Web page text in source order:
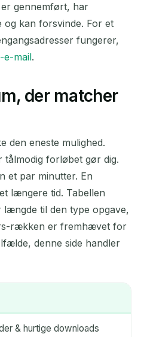
gennemført, har
og kan forsvinde. For et
fungerer,
e-mail.
der matcher
den eneste mulighed.
forløbet gør dig.
et par minutter. En
længere tid. Tabellen
til den type opgave,
rækken er fremhævet for
denne side handler
& hurtige downloads